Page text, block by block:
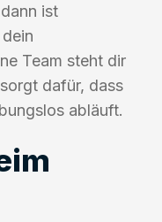
ist
Team steht dir
dafür, dass
abläuft.